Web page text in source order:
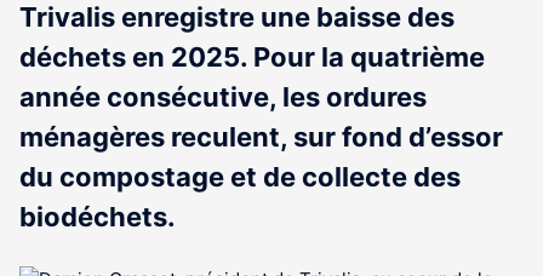
Trivalis enregistre une baisse des
déchets en 2025. Pour la quatrième
année consécutive, les ordures
ménagères reculent, sur fond d’essor
du compostage et de collecte des
biodéchets.